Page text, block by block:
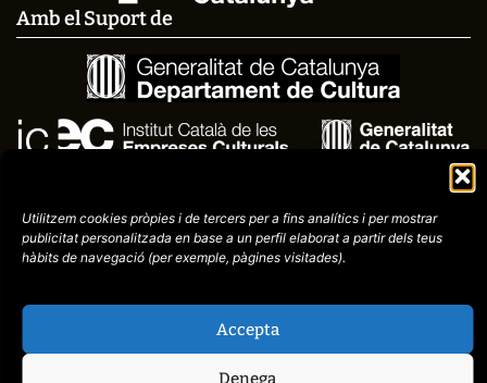
Utilitzem cookies pròpies i de tercers per a fins analítics i per mostrar
publicitatpersonalitzada en base a un perfil elaborat a partir dels teus
hàbits de navegació (perexemple, pàgines visitades).
Accepta
Denega
Amb el Suport de